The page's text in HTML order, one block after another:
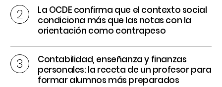
La OCDE confirma que el contexto social
condiciona más que las notas con la
orientación como contrapeso
Contabilidad, enseñanza y finanzas
personales: la receta de un profesor para
formar alumnos más preparados